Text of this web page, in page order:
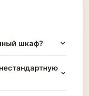
шкаф?